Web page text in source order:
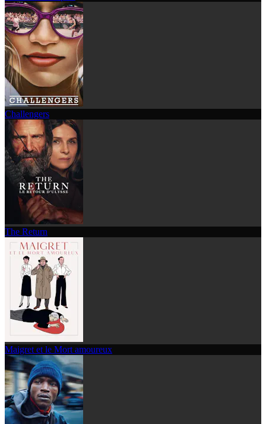
Challengers
The Return
Maigret et le Mort amoureux